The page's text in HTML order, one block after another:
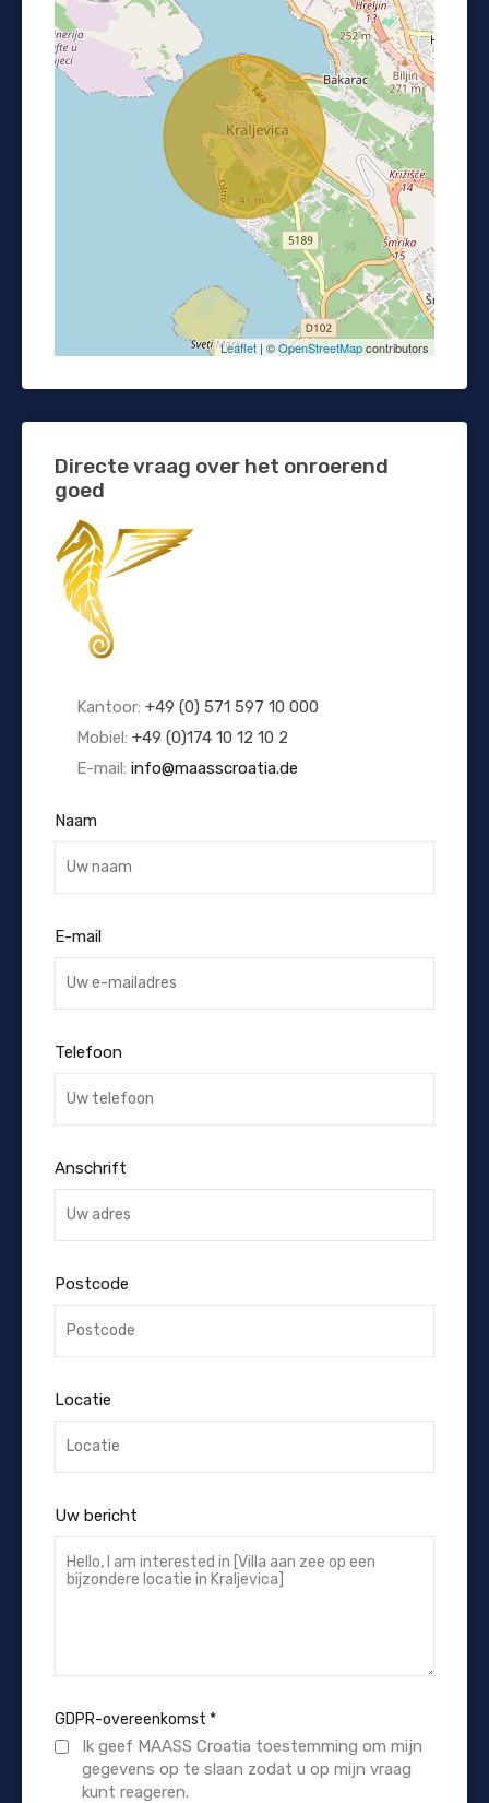
Leaflet | ©OpenStreetMapcontributors
Directe vraag over het onroerend
goed
Kantoor: +49 (0) 571 597 10 000
Mobiel: +49 (0)174 10 12 10 2
E-mail: info@maasscroatia.de
Naam
E-mail
Telefoon
Anschrift
Postcode
Locatie
Uw bericht
GDPR-overeenkomst *
Ik geef MAASS Croatia toestemming om mijn
gegevens op te slaan zodat u op mijn vraag
kunt reageren.